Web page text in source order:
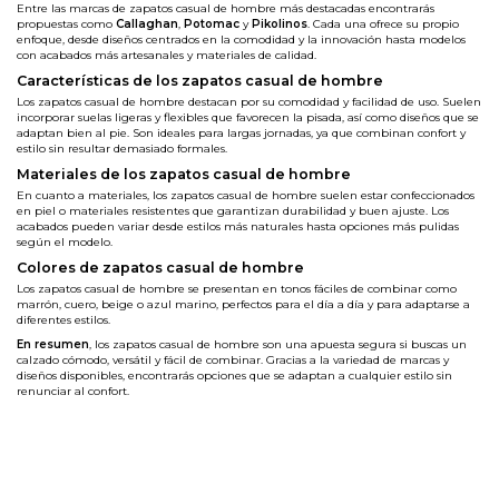
Entre las marcas de zapatos casual de hombre más destacadas encontrarás
propuestas como Callaghan, Potomac y Pikolinos. Cada una ofrece su propio
enfoque, desde diseños centrados en la comodidad y la innovación hasta modelos
con acabados más artesanales y materiales de calidad.
Características de los zapatos casual de hombre
Los zapatos casual de hombre destacan por su comodidad y facilidad de uso. Suelen
incorporar suelas ligeras y flexibles que favorecen la pisada, así como diseños que se
adaptan bien al pie. Son ideales para largas jornadas, ya que combinan confort y
estilo sin resultar demasiado formales.
Materiales de los zapatos casual de hombre
En cuanto a materiales, los zapatos casual de hombre suelen estar confeccionados
en piel o materiales resistentes que garantizan durabilidad y buen ajuste. Los
acabados pueden variar desde estilos más naturales hasta opciones más pulidas
según el modelo.
Colores de zapatos casual de hombre
Los zapatos casual de hombre se presentan en tonos fáciles de combinar como
marrón, cuero, beige o azul marino, perfectos para el día a día y para adaptarse a
diferentes estilos.
En resumen, los zapatos casual de hombre son una apuesta segura si buscas un
calzado cómodo, versátil y fácil de combinar. Gracias a la variedad de marcas y
diseños disponibles, encontrarás opciones que se adaptan a cualquier estilo sin
renunciar al confort.